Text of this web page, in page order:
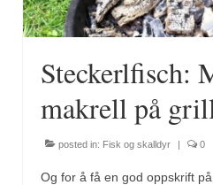
Steckerlfisch:
makrell på
posted in: Fisk og skalldyr | 0
Og for å få en god oppskrift